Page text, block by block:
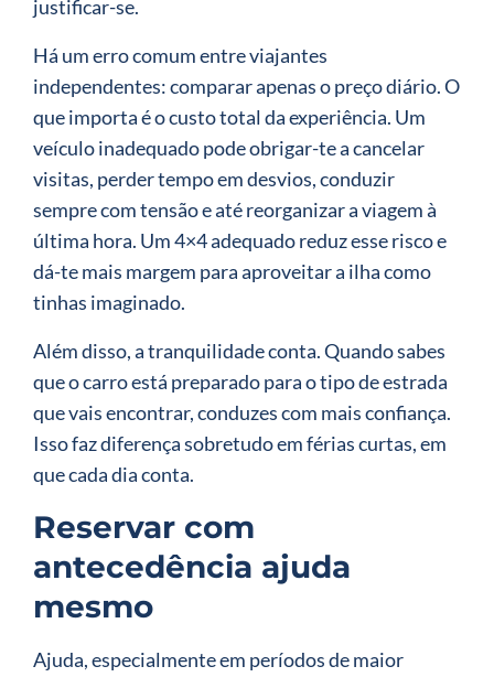
justificar-se.
Há um erro comum entre viajantes
independentes: comparar apenas o preço diário. O
que importa é o custo total da experiência. Um
veículo inadequado pode obrigar-te a cancelar
visitas, perder tempo em desvios, conduzir
sempre com tensão e até reorganizar a viagem à
última hora. Um 4×4 adequado reduz esse risco e
dá-te mais margem para aproveitar a ilha como
tinhas imaginado.
Além disso, a tranquilidade conta. Quando sabes
que o carro está preparado para o tipo de estrada
que vais encontrar, conduzes com mais confiança.
Isso faz diferença sobretudo em férias curtas, em
que cada dia conta.
Reservar com
antecedência ajuda
mesmo
Ajuda, especialmente em períodos de maior